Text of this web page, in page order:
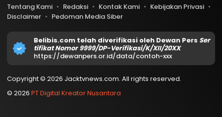
Tentang Kami Redaksi Kontak Kami
Kebijakan Privasi
Disclaimer
Pedoman Media Siber
Belibis.com telah diverifikasi oleh Dewan Pers Ser
tifikat Nomor 9999/DP-Verifikasi/K/XII/20XX
https://dewanpers.or.id/data/contoh-xxx
Copyright © 2026 Jacktvnews.com. All rights reserved.
© 2026 PT Digital Kreator Nusantara